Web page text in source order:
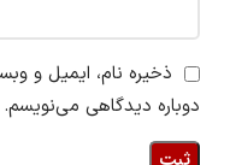
ذخیره نام، ایمیل و
دوباره دیدگاهی می‌نویسم.